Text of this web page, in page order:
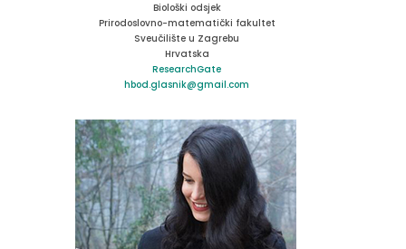
Biološki odsjek
Prirodoslovno-matematički fakultet
Sveučilište u Zagrebu
Hrvatska
ResearchGate
hbod.glasnik@gmail.com